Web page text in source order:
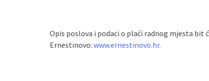
Opis poslova i podaci o plaći radnog mjesta
Ernestinovo: www.ernestinovo.hr.